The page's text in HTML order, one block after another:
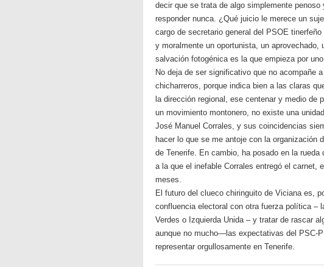
decir que se trata de algo simplemente
responder nunca. ¿Qué juicio le merece un
cargo de secretario general del PSOE
y moralmente un oportunista, un
salvación fotogénica es la que empieza por
No deja de ser significativo que no acompañe
chicharreros, porque indica bien a las claras
la dirección regional, ese centenar y medio de
un movimiento montonero, no existe una
José Manuel Corrales, y sus coincidencias
hacer lo que se me antoje con la organización
de Tenerife. En cambio, ha posado en la
a la que el inefable Corrales entregó el carnet,
meses.
El futuro del clueco chiringuito de Viciana es,
confluencia electoral con otra fuerza política –
Verdes o Izquierda Unida – y tratar de rascar
aunque no mucho—las expectativas del PSC-
representar orgullosamente en Tenerife.